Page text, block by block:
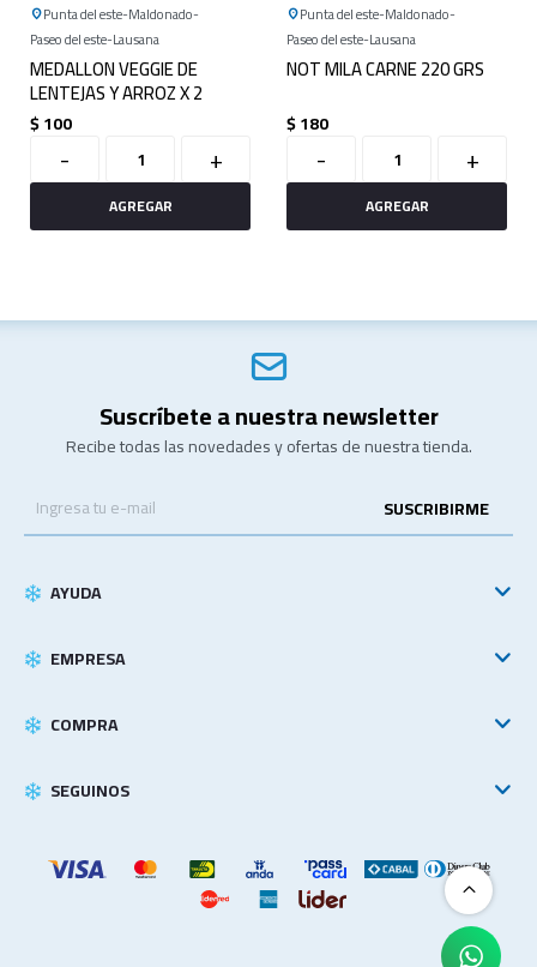
Punta del este Maldonado
Paseo del este Lausana
MEDALLON VEGGIE DE
LENTEJAS Y ARROZ X 2
$100
- +
Punta del este Maldonado
Paseo del este Lausana
NOT MILA CARNE 220 GRS
$180
- +
Suscríbete a nuestra newsletter
Recibe todas las novedades y ofertas de nuestra tienda.
SUSCRIBIRME
AYUDA
EMPRESA
COMPRA
SEGUINOS